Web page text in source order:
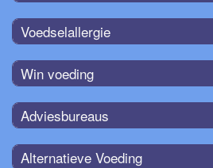
Voedselallergie
Win voeding
Adviesbureaus
Alternatieve Voeding